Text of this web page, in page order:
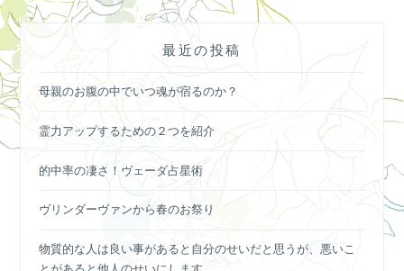
最近の投稿
母親のお腹の中でいつ魂が宿るのか？
霊力アップするための２つを紹介
的中率の凄さ！ヴェーダ占星術
ヴリンダーヴァンから春のお祭り
物質的な人は良い事があると自分のせいだと思うが、悪いこ